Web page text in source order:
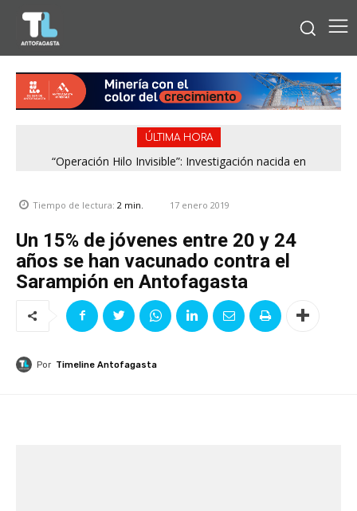
ÚLTIMA HORA
“Operación Hilo Invisible”: Investigación nacida en
Tiempo de lectura: 2 min. 17 enero 2019
Un 15% de jóvenes entre 20 y 24
años se han vacunado contra el
Sarampión en Antofagasta
Por Timeline Antofagasta